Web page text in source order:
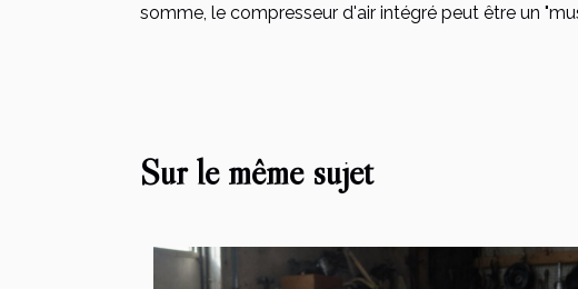
somme, le compresseur d'air intégré peut être un
Sur le même sujet